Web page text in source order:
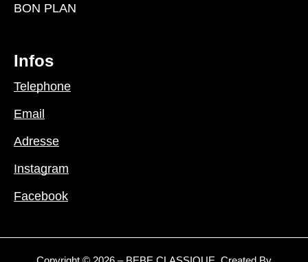
BON PLAN
Infos
Telephone
Email
Adresse
Instagram
Facebook